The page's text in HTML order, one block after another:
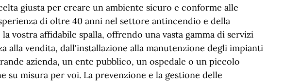
giusta per creare un ambiente sicuro e conforme alle
di oltre 40 anni nel settore antincendio e della
la vostra affidabile spalla, offrendo una vasta gamma di servizi
alla vendita, dall'installazione alla manutenzione degli impianti
azienda, un ente pubblico, un ospedale o un piccolo
su misura per voi. La prevenzione e la gestione delle